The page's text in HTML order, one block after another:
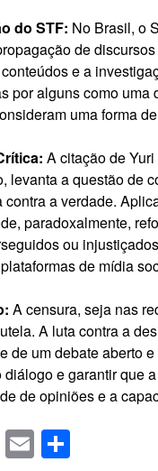
do STF: No Brasil, o
de
e a
por alguns como
uma forma
A citação de
levanta a questão de
a verdade.
paradoxalmente,
ou
de mídia
A censura, seja nas
A luta contra a
de um debate aberto
diálogo e garantir que
de opiniões e a
Mastodon
Email